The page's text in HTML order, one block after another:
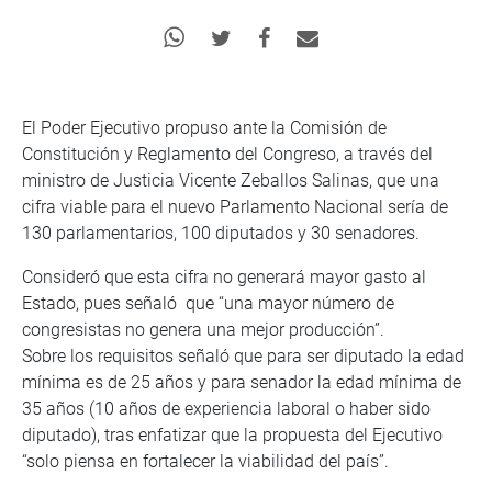
El Poder Ejecutivo propuso ante la Comisión de
Constitución y Reglamento del Congreso, a través del
ministro de Justicia Vicente Zeballos Salinas, que una
cifra viable para el nuevo Parlamento Nacional sería de
130 parlamentarios, 100 diputados y 30 senadores.
Consideró que esta cifra no generará mayor gasto al
Estado, pues señaló que “una mayor número de
congresistas no genera una mejor producción”.
Sobre los requisitos señaló que para ser diputado la edad
mínima es de 25 años y para senador la edad mínima de
35 años (10 años de experiencia laboral o haber sido
diputado), tras enfatizar que la propuesta del Ejecutivo
“solo piensa en fortalecer la viabilidad del país”.